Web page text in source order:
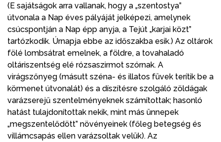
(E sajátságok arra vallanak, hogy a „szentostya”
útvonala a Nap éves pályáját jelképezi, amelynek
csúcspontján a Nap épp anyja, a Tejút „karjai közt”
tartózkodik. Úrnapja ebbe az időszakba esik.) Az oltárok
fölé lombsátrat emelnek, a földre, a tovahaladó
oltáriszentség elé rózsaszirmot szórnak. A
virágszőnyeg (másutt széna- és illatos füvek terítik be a
körmenet útvonalát) és a díszítésre szolgáló zöldágak
varázserejű szentelményeknek számítottak; hasonló
hatást tulajdonítottak nekik, mint más ünnepek
„megszentelődött” növényeinek (főleg betegség és
villámcsapás ellen varázsoltak velük). Az